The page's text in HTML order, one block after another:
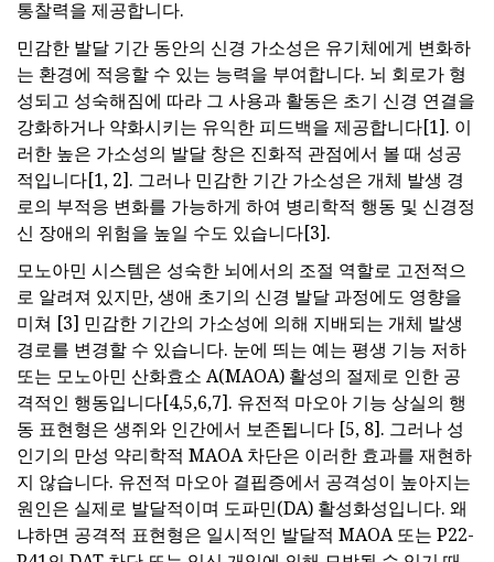
통찰력을 제공합니다.
민감한 발달 기간 동안의 신경 가소성은 유기체에게 변화하
는 환경에 적응할 수 있는 능력을 부여합니다. 뇌 회로가 형
성되고 성숙해짐에 따라 그 사용과 활동은 초기 신경 연결을
강화하거나 약화시키는 유익한 피드백을 제공합니다[1]. 이
러한 높은 가소성의 발달 창은 진화적 관점에서 볼 때 성공
적입니다[1, 2]. 그러나 민감한 기간 가소성은 개체 발생 경
로의 부적응 변화를 가능하게 하여 병리학적 행동 및 신경정
신 장애의 위험을 높일 수도 있습니다[3].
모노아민 시스템은 성숙한 뇌에서의 조절 역할로 고전적으
로 알려져 있지만, 생애 초기의 신경 발달 과정에도 영향을
미쳐 [3] 민감한 기간의 가소성에 의해 지배되는 개체 발생
경로를 변경할 수 있습니다. 눈에 띄는 예는 평생 기능 저하
또는 모노아민 산화효소 A(MAOA) 활성의 절제로 인한 공
격적인 행동입니다[4,5,6,7]. 유전적 마오아 기능 상실의 행
동 표현형은 생쥐와 인간에서 보존됩니다 [5, 8]. 그러나 성
인기의 만성 약리학적 MAOA 차단은 이러한 효과를 재현하
지 않습니다. 유전적 마오아 결핍증에서 공격성이 높아지는
원인은 실제로 발달적이며 도파민(DA) 활성화성입니다. 왜
냐하면 공격적 표현형은 일시적인 발달적 MAOA 또는 P22-